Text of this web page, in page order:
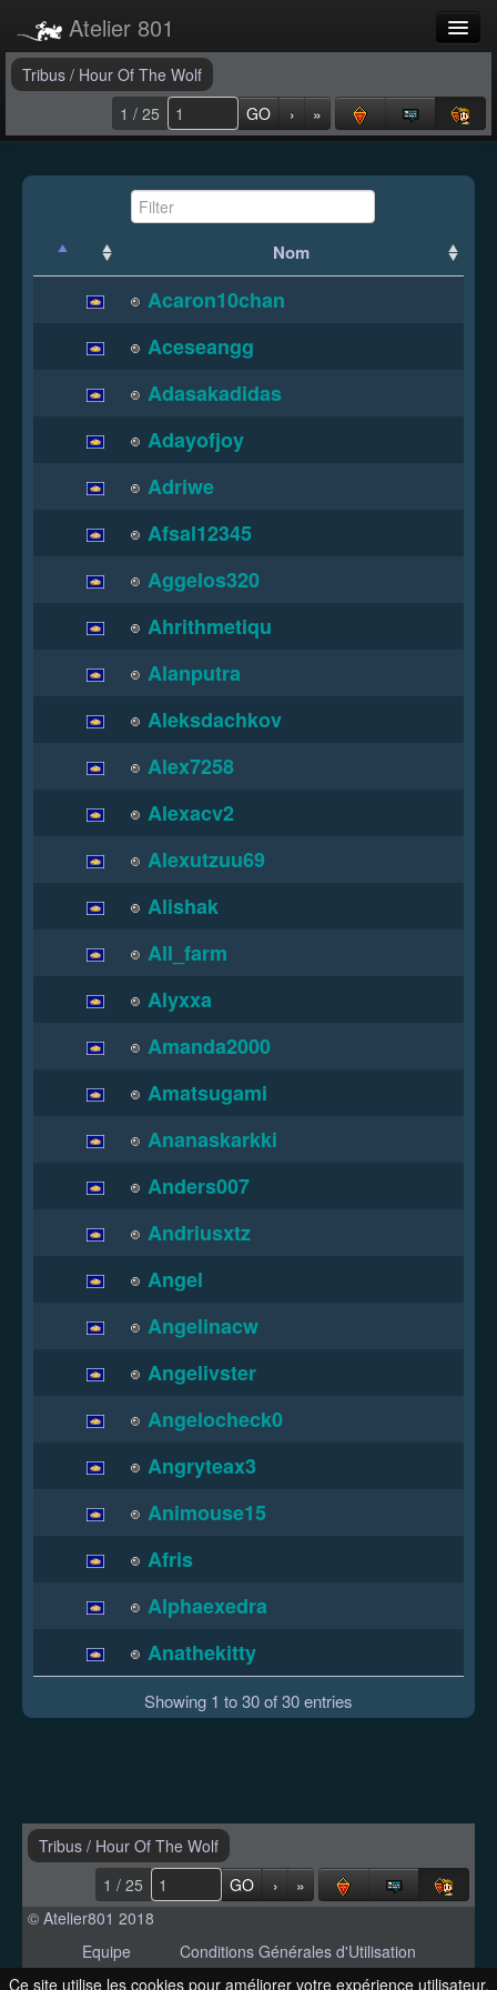
Ce site utilise les cookies pour améliorer votre expérience utilisateur.
Atelier 801
Forums
Connexion
Tribus / Hour Of The Wolf
1 / 25
GO › »
Nom
Acaron10chan
Aceseangg
Adasakadidas
Adayofjoy
Adriwe
Afsal12345
Aggelos320
Ahrithmetiqu
Alanputra
Aleksdachkov
Alex7258
Alexacv2
Alexutzuu69
Alishak
All_farm
Alyxxa
Amanda2000
Amatsugami
Ananaskarkki
Anders007
Andriusxtz
Angel
Angelinacw
Angelivster
Angelocheck0
Angryteax3
Animouse15
Afris
Alphaexedra
Anathekitty
Showing 1 to 30 of 30 entries
Tribus / Hour Of The Wolf
1 / 25
GO ›
»
© Atelier801 2018
Equipe
Conditions Générales d'Utilisation
Politique de Confidentialité
Contact